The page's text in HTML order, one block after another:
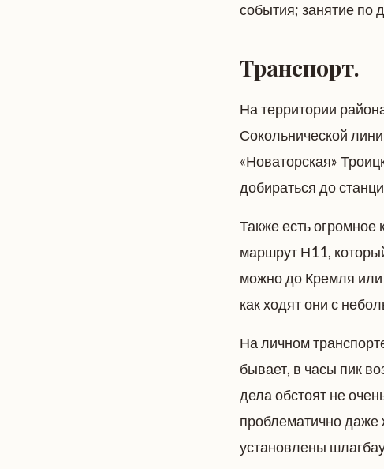
события; занятие по
Транспорт.
На территории
Сокольнической
«Новаторская»
добираться до
Также есть огромное
маршрут Н11,
можно до Кремля или
как ходят они с
На личном
бывает, в часы пик
дела обстоят не
проблематично даже
установлены